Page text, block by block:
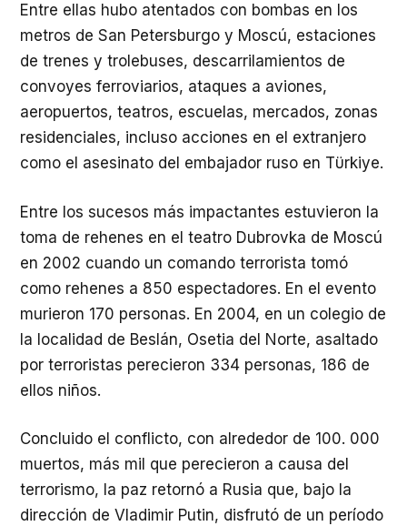
Entre ellas hubo atentados con bombas en los
metros de San Petersburgo y Moscú, estaciones
de trenes y trolebuses, descarrilamientos de
convoyes ferroviarios, ataques a aviones,
aeropuertos, teatros, escuelas, mercados, zonas
residenciales, incluso acciones en el extranjero
como el asesinato del embajador ruso en Tϋrkiye.
Entre los sucesos más impactantes estuvieron la
toma de rehenes en el teatro Dubrovka de Moscú
en 2002 cuando un comando terrorista tomó
como rehenes a 850 espectadores. En el evento
murieron 170 personas. En 2004, en un colegio de
la localidad de Beslán, Osetia del Norte, asaltado
por terroristas perecieron 334 personas, 186 de
ellos niños.
Concluido el conflicto, con alrededor de 100. 000
muertos, más mil que perecieron a causa del
terrorismo, la paz retornó a Rusia que, bajo la
dirección de Vladimir Putin, disfrutó de un período